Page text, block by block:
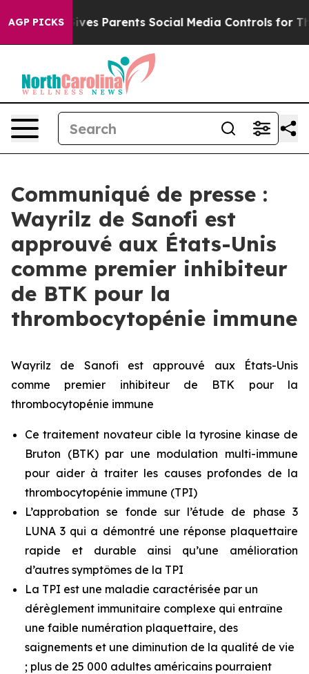
AGP PICKS
Parents Social Media Controls for Their Kids.
Communiqué de presse :
Wayrilz de Sanofi est
approuvé aux États-Unis
comme premier inhibiteur
de BTK pour la
thrombocytopénie immune
Wayrilz de Sanofi est approuvé aux États-Unis
comme premier inhibiteur de BTK pour la
thrombocytopénie immune
Ce traitement novateur cible la tyrosine kinase de
Bruton (BTK) par une modulation multi-immune
pour aider à traiter les causes profondes de la
thrombocytopénie immune (TPI)
L’approbation se fonde sur l’étude de phase 3
LUNA 3 qui a démontré une réponse plaquettaire
rapide et durable ainsi qu’une amélioration
d’autres symptômes de la TPI
La TPI est une maladie caractérisée par un
dérèglement immunitaire complexe qui entraîne
une faible numération plaquettaire, des
saignements et une diminution de la qualité de vie
; plus de 25 000 adultes américains pourraient